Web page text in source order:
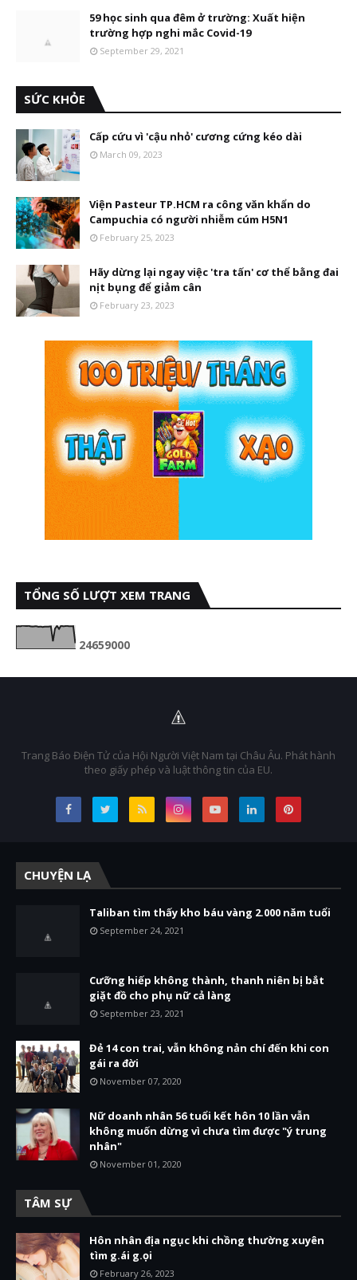
59 học sinh qua đêm ở trường: Xuất hiện
trường hợp nghi mắc Covid-19
September 29, 2021
SỨC KHỎE
Cấp cứu vì 'cậu nhỏ' cương cứng kéo dài
March 09, 2023
Viện Pasteur TP.HCM ra công văn khẩn do
Campuchia có người nhiễm cúm H5N1
February 25, 2023
Hãy dừng lại ngay việc 'tra tấn' cơ thể bằng đai
nịt bụng để giảm cân
February 23, 2023
TỔNG SỐ LƯỢT XEM TRANG
24659000
Trang Báo Điện Tử của Hội Người Việt Nam tại Châu Âu. Phát hành
theo giấy phép và luật thông tin của EU.
CHUYỆN LẠ
Taliban tìm thấy kho báu vàng 2.000 năm tuổi
September 24, 2021
Cưỡng hiếp không thành, thanh niên bị bắt
giặt đồ cho phụ nữ cả làng
September 23, 2021
Đẻ 14 con trai, vẫn không nản chí đến khi con
gái ra đời
November 07, 2020
Nữ doanh nhân 56 tuổi kết hôn 10 lần vẫn
không muốn dừng vì chưa tìm được "ý trung
nhân"
November 01, 2020
TÂM SỰ
Hôn nhân địa ngục khi chồng thường xuyên
tìm g.ái g.ọi
February 26, 2023